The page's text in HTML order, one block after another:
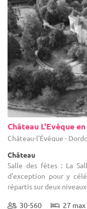
Château L'Evêque
Château-l'Évêque -
Château
Salle des fêtes : La
d'exception pour y
répartis sur deux
30-560 27 max